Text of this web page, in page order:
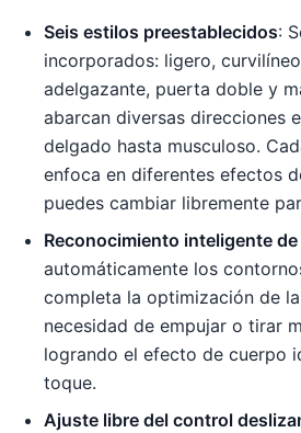
Seis estilos preestablecidos:
incorporados: ligero,
adelgazante, puerta doble y
abarcan diversas direcciones
delgado hasta musculoso.
enfoca en diferentes efectos
puedes cambiar libremente
Reconocimiento inteligente de
automáticamente los
completa la optimización de
necesidad de empujar o tirar
logrando el efecto de cuerpo
toque.
Ajuste libre del control